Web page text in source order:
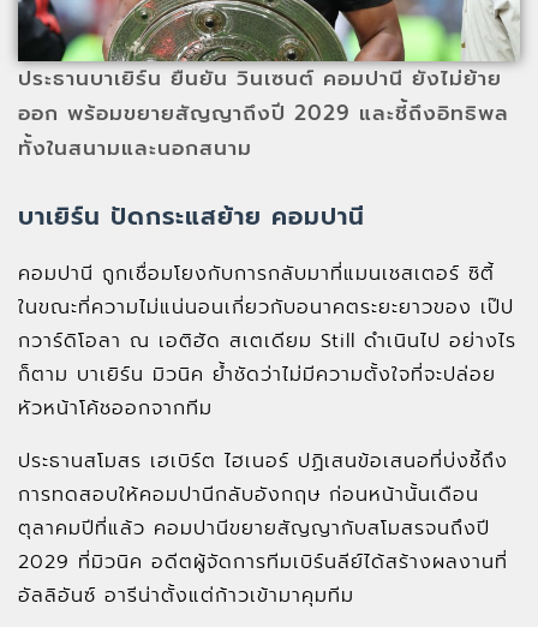
ประธานบาเยิร์น ยืนยัน วินเซนต์ คอมปานี ยังไม่ย้าย
ออก พร้อมขยายสัญญาถึงปี 2029 และชี้ถึงอิทธิพล
ทั้งในสนามและนอกสนาม
บาเยิร์น ปัดกระแสย้าย คอมปานี
คอมปานี ถูกเชื่อมโยงกับการกลับมาที่แมนเชสเตอร์ ซิตี้
ในขณะที่ความไม่แน่นอนเกี่ยวกับอนาคตระยะยาวของ เป๊ป
กวาร์ดิโอลา ณ เอติฮัด สเตเดียม Still ดำเนินไป อย่างไร
ก็ตาม บาเยิร์น มิวนิค ย้ำชัดว่าไม่มีความตั้งใจที่จะปล่อย
หัวหน้าโค้ชออกจากทีม
ประธานสโมสร เฮเบิร์ต ไฮเนอร์ ปฏิเสนข้อเสนอที่บ่งชี้ถึง
การทดสอบให้คอมปานีกลับอังกฤษ ก่อนหน้านั้นเดือน
ตุลาคมปีที่แล้ว คอมปานีขยายสัญญากับสโมสรจนถึงปี
2029 ที่มิวนิค อดีตผู้จัดการทีมเบิร์นลีย์ได้สร้างผลงานที่
อัลลิอันซ์ อารีน่าตั้งแต่ก้าวเข้ามาคุมทีม